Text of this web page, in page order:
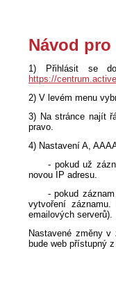
Návod pro
1) Přihlásit se
https://
2) V levém menu
3) Na stránce najít
pravo.
4) Nastavení A,
- pokud už
novou IP adresu.
- pokud záznam s
vytvoření
emailových serverů).
Nastavené změny
bude web přístupný